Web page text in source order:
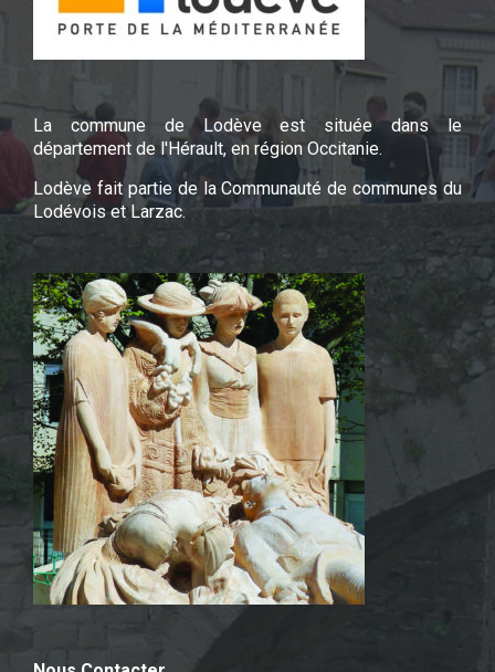
La commune de Lodève est située dans le
département de l'Hérault, en région Occitanie.
Lodève fait partie de la Communauté de communes du
Lodévois et Larzac.